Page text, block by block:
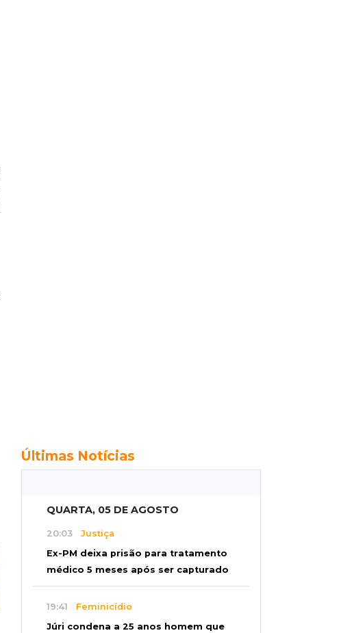
Últimas Notícias
QUARTA, 05 DE AGOSTO
20:03 Justiça
Ex-PM deixa prisão para tratamento
médico 5 meses após ser capturado
19:41 Feminicídio
Júri condena a 25 anos homem que